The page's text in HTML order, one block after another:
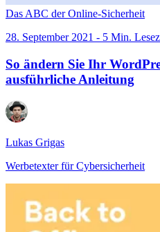
Das ABC der Online-Sicherheit
28. September 2021 - 5 Min.
So ändern Sie Ihr
ausführliche Anleitung
Lukas Grigas
Werbetexter für Cybersicherheit